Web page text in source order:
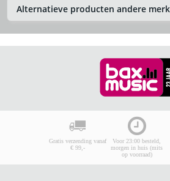
Alternatieve producten andere
Gratis verzending vanaf
€ 99,-
Voor 23:00 besteld,
morgen in huis (mits
op voorraad)